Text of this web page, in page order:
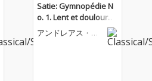
Satie: Gymnopédie N
o. 1. Lent et douloureu
x (Transcr. Ottensame
r for Clarinet and Pian
アンドレアス・オ